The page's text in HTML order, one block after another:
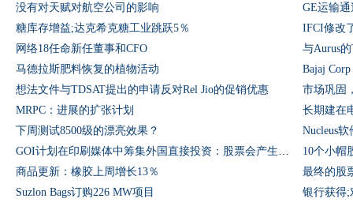
没有对天赋对航空公司的影响
GE运输
糖库存增益;达克希克糖工业跳跃5％
IFCI修改
网络18任命新任董事和CFO
马德拉斯肥料恢复的植物活动
Bajaj
想法文件与TDSAT提出的申请反对Rel Jio的促销优惠
市场巩固
MRPC：进展的扩张计划
长期建在
下周测试8500级的漂亮效果？
Nucleus
GOI计划在印刷媒体中筹集外国直接投资：股票会产生负面影响
10个小帽
商品更新：橡胶上周增长13％
最终的股
Suzlon Bags订购226 MW项目
银行获得;